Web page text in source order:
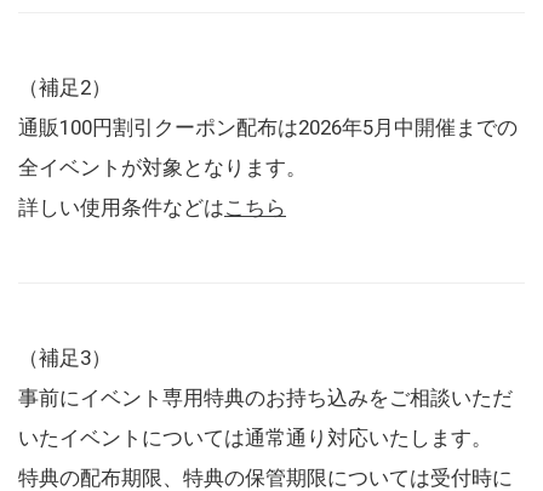
（補足2）
通販100円割引クーポン配布は2026年5月中開催までの
全イベントが対象となります。
詳しい使用条件などはこちら
（補足3）
事前にイベント専用特典のお持ち込みをご相談いただ
いたイベントについては通常通り対応いたします。
特典の配布期限、特典の保管期限については受付時に